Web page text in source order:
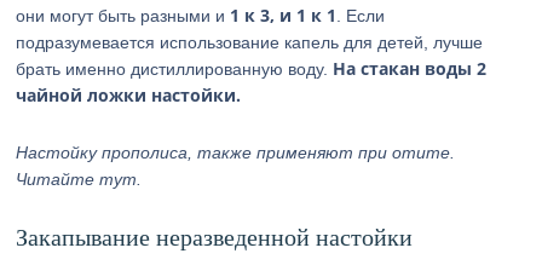
они могут быть разными и 1 к 3, и 1 к 1
. Если
подразумевается использование капель для детей, лучше
брать именно дистиллированную воду. На стакан воды 2
чайной ложки настойки.
Настойку прополиса, также применяют при отите.
Читайте тут.
Закапывание неразведенной настойки